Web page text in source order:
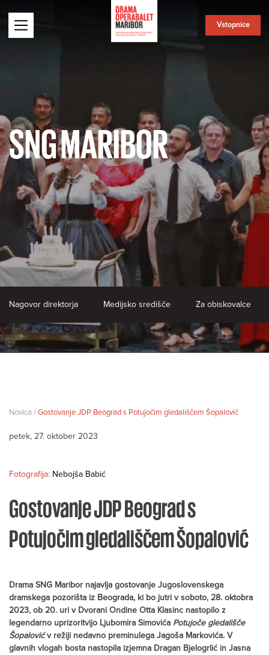
Vstopnice
SNG MARIBOR
Nagovor direktorja Medijsko središče Za obiskovalce
Novica /Gostovanje JDP Beograd s Potujočim gledališčem Šopalović
petek, 27. oktober 2023
Gostovanje JDP Beograd s
Potujočim gledališčem Šopalović
Drama SNG Maribor najavlja gostovanje Jugoslovenskega
dramskega pozorišta iz Beograda, ki bo jutri v soboto, 28. oktobra
2023, ob 20. uri v Dvorani Ondine Otta Klasinc nastopilo z
legendarno uprizoritvijo Ljubomira Simovića Potujoče gledališče
Šopalovićv režiji nedavno preminulega Jagoša Markovića. V
glavnih vlogah bosta nastopila izjemna Dragan Bjelogrlić in Jasna
Fotografija: Nebojša Babić